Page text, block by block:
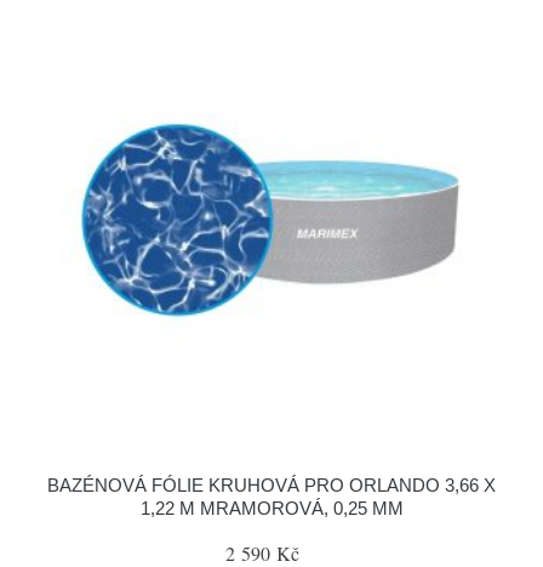
BAZÉNOVÁ FÓLIE KRUHOVÁ PRO ORLANDO 3,66 X
1,22 M MRAMOROVÁ, 0,25 MM
2 590 Kč